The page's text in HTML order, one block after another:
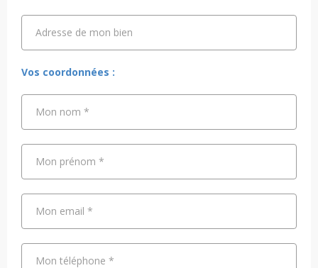
Adresse de mon bien
Adresse de mon bien
Vos coordonnées :
Mon nom *
Mon prénom *
Mon email *
Mon téléphone *